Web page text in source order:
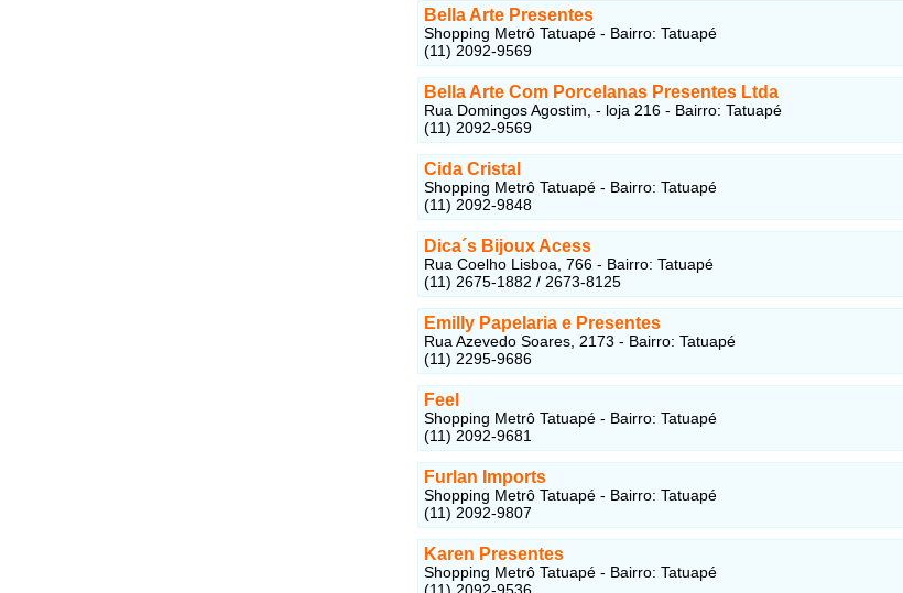
Bella Arte Presentes
Shopping Metrô Tatuapé - Bairro: Tatuapé
(11) 2092-9569
Bella Arte Com Porcelanas Presentes Ltda
Rua Domingos Agostim, - loja 216 - Bairro: Tatuapé
(11) 2092-9569
Cida Cristal
Shopping Metrô Tatuapé - Bairro: Tatuapé
(11) 2092-9848
Dica´s Bijoux Acess
Rua Coelho Lisboa, 766 - Bairro: Tatuapé
(11) 2675-1882 / 2673-8125
Emilly Papelaria e Presentes
Rua Azevedo Soares, 2173 - Bairro: Tatuapé
(11) 2295-9686
Feel
Shopping Metrô Tatuapé - Bairro: Tatuapé
(11) 2092-9681
Furlan Imports
Shopping Metrô Tatuapé - Bairro: Tatuapé
(11) 2092-9807
Karen Presentes
Shopping Metrô Tatuapé - Bairro: Tatuapé
(11) 2092-9536